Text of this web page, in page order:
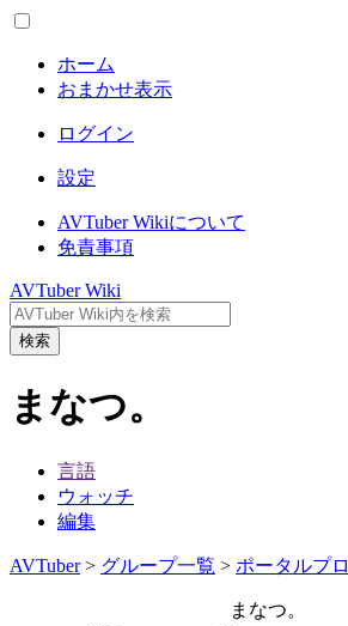
ホーム
おまかせ表示
ログイン
設定
AVTuber Wikiについて
免責事項
AVTuber Wiki
検索
まなつ。
言語
ウォッチ
編集
AVTuber> グループ一覧 > ポータルプロ
まなつ。